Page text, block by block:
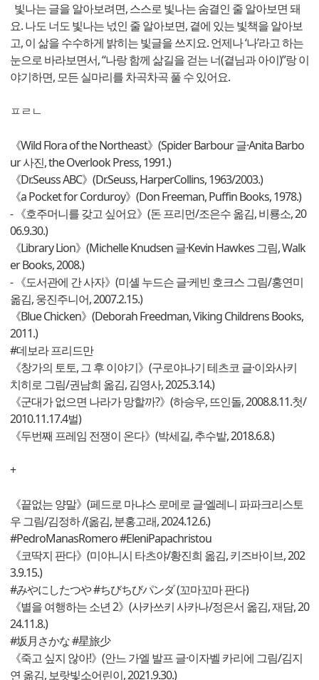
빛나는 글을 알아보려면, 스스로 빛나는 숨결인 줄 알아보면 돼
요. 나도 너도 빛나는 넋인 줄 알아보면, 곁에 있는 빛책을 알아보
고, 이 삶을 수수하게 밝히는 빛글을 쓰지요. 언제나 ‘나’라고 하는
눈으로 바라보면서, “나랑 함께 삶길을 걷는 너(곁님과 아이)”랑 이
야기하면, 모든 실마리를 차곡차곡 풀 수 있어요.
ㅍㄹㄴ
《Wild Flora of the Northeast》(Spider Barbour 글·Anita Barbo
ur 사진, the Overlook Press, 1991.)
《Dr.Seuss ABC》(Dr.Seuss, HarperCollins, 1963/2003.)
《a Pocket for Corduroy》(Don Freeman, Puffin Books, 1978.)
- 《호주머니를 갖고 싶어요》(돈 프리먼/조은수 옮김, 비룡소, 20
06.9.30.)
《Library Lion》(Michelle Knudsen 글·Kevin Hawkes 그림, Walk
er Books, 2008.)
- 《도서관에 간 사자》(미셸 누드슨 글·케빈 호크스 그림/홍연미
옮김, 웅진주니어, 2007.2.15.)
《Blue Chicken》(Deborah Freedman, Viking Childrens Books,
2011.)
#데보라 프리드만
《창가의 토토, 그 후 이야기》(구로야나기 테츠코 글·이와사키
치히로 그림/권남희 옮김, 김영사, 2025.3.14.)
《군대가 없으면 나라가 망할까?》(하승우, 뜨인돌, 2008.8.11.첫/
2010.11.17.4벌)
《두번째 프레임 전쟁이 온다》(박세길, 추수밭, 2018.6.8.)
+
《끝없는 양말》(페드로 마냐스 로메로 글·엘레니 파파크리스토
우 그림/김정하 /(옮김, 분홍고래, 2024.12.6.)
#PedroManasRomero #EleniPapachristou
《코딱지 판다》(미야니시 타츠야/황진희 옮김, 키즈바이브, 202
3.9.15.)
#みやにしたつや #ちびちびパンダ (꼬마꼬마 판다)
《별을 여행하는 소년 2》(사카쓰키 사카나/정은서 옮김, 재담, 20
24.11.8.)
#坂月さかな #星旅少
《죽고 싶지 않아!》(안느 가엘 발프 글·이자벨 카리에 그림/김지
연 옮김, 보랏빛소어린이, 2021.9.30.)